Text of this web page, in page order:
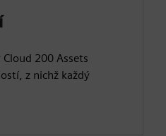
200 Assets
z nichž každý